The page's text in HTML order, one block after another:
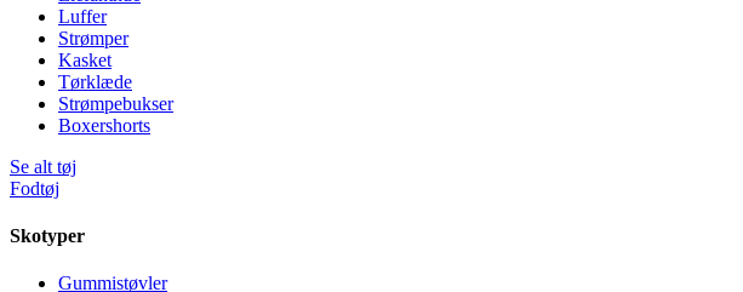
Luffer
Strømper
Kasket
Tørklæde
Strømpebukser
Boxershorts
Se alt tøj
Fodtøj
Skotyper
Gummistøvler